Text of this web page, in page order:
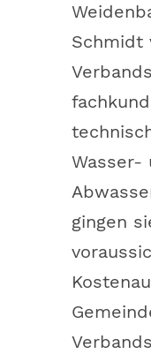
Schmidt
Wasser-
gingen